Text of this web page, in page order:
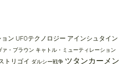
ョン UFOテクノロジー アインシュタイン
ァ・ブラウン キャトル・ミューティレーション
トリゴイ ダルシー戦争 ツタンカーメン